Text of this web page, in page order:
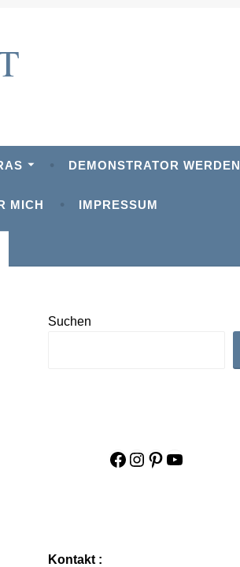
DEMONSTRATOR WERDEN
MICH IMPRESSUM
Suchen
Facebook
Instagram
Pinterest
YouTube
Kontakt :